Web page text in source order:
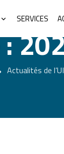
SERVICES
:
Actualités de